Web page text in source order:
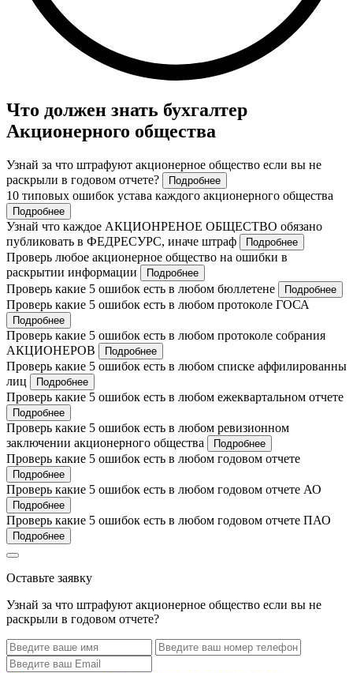
Что должен знать бухгалтер
Акционерного общества
Узнай за что штрафуют акционерное общество если вы не
раскрыли в годовом отчете?
Подробнее
10 типовых ошибок устава каждого акционерного общества
Подробнее
Узнай что каждое АКЦИОНРЕНОЕ ОБЩЕСТВО обязано
публиковать в ФЕДРЕСУРС, иначе штраф
Подробнее
Проверь любое акционерное общество на ошибки в
раскрытии информации
Подробнее
Проверь какие 5 ошибок есть в любом бюллетене Подробнее
Проверь какие 5 ошибок есть в любом протоколе ГОСА
Подробнее
Проверь какие 5 ошибок есть в любом протоколе собрания
АКЦИОНЕРОВ
Подробнее
Проверь какие 5 ошибок есть в любом списке аффилированны
лиц
Подробнее
Проверь какие 5 ошибок есть в любом ежеквартальном отчете
Подробнее
Проверь какие 5 ошибок есть в любом ревизионном
заключении акционерного общества
Подробнее
Проверь какие 5 ошибок есть в любом годовом отчете
Подробнее
Проверь какие 5 ошибок есть в любом годовом отчете АО
Подробнее
Проверь какие 5 ошибок есть в любом годовом отчете ПАО
Подробнее
Оставьте заявку
Узнай за что штрафуют акционерное общество если вы не
раскрыли в годовом отчете?